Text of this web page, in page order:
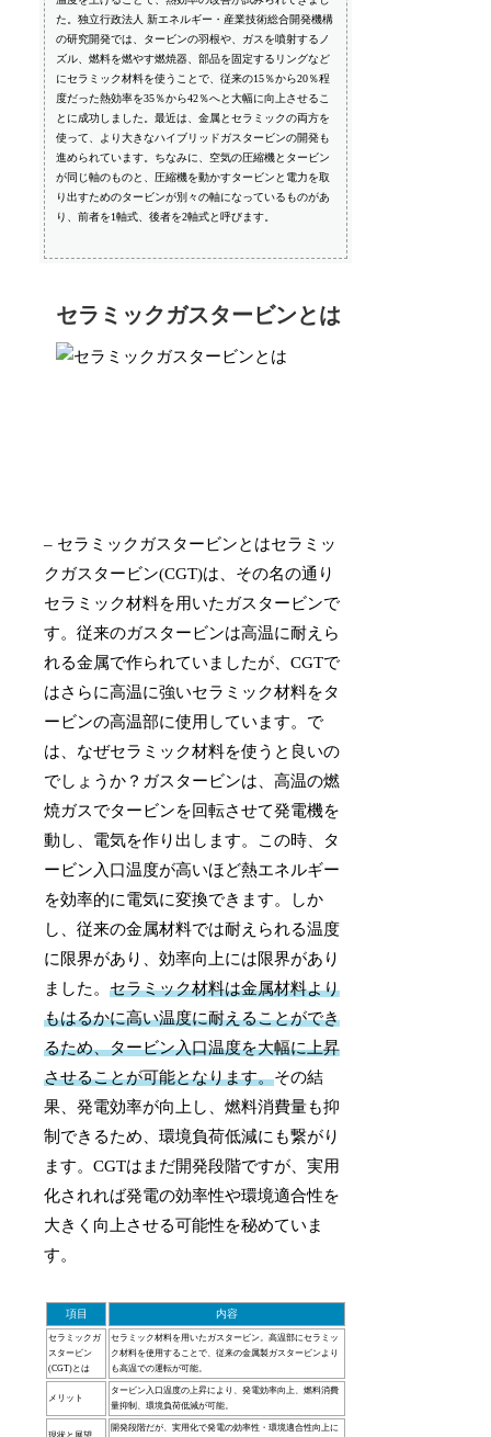
た。独立行政法人 新エネルギー・産業技術総合開発機構
の研究開発では、タービンの羽根や、ガスを噴射するノ
ズル、燃料を燃やす燃焼器、部品を固定するリングなど
にセラミック材料を使うことで、従来の15％から20％程
度だった熱効率を35％から42％へと大幅に向上させるこ
とに成功しました。最近は、金属とセラミックの両方を
使って、より大きなハイブリッドガスタービンの開発も
進められています。ちなみに、空気の圧縮機とタービン
が同じ軸のものと、圧縮機を動かすタービンと電力を取
り出すためのタービンが別々の軸になっているものがあ
り、前者を1軸式、後者を2軸式と呼びます。
セラミックガスタービンとは
– セラミックガスタービンとはセラミッ
クガスタービン(CGT)は、その名の通り
セラミック材料を用いたガスタービンで
す。従来のガスタービンは高温に耐えら
れる金属で作られていましたが、CGTで
はさらに高温に強いセラミック材料をタ
ービンの高温部に使用しています。で
は、なぜセラミック材料を使うと良いの
でしょうか？ガスタービンは、高温の燃
焼ガスでタービンを回転させて発電機を
動し、電気を作り出します。この時、タ
ービン入口温度が高いほど熱エネルギー
を効率的に電気に変換できます。しか
し、従来の金属材料では耐えられる温度
に限界があり、効率向上には限界があり
ました。セラミック材料は金属材料より
もはるかに高い温度に耐えることができ
るため、タービン入口温度を大幅に上昇
させることが可能となります。その結
果、発電効率が向上し、燃料消費量も抑
制できるため、環境負荷低減にも繋がり
ます。CGTはまだ開発段階ですが、実用
化されれば発電の効率性や環境適合性を
大きく向上させる可能性を秘めていま
す。
項目 内容
セラミックガ
スタービン
(CGT)とは
セラミック材料を用いたガスタービン。高温部にセラミッ
ク材料を使用することで、従来の金属製ガスタービンより
も高温での運転が可能。
メリット
タービン入口温度の上昇により、発電効率向上、燃料消費
量抑制、環境負荷低減が可能。
開発段階だが、実用化で発電の効率性・環境適合性向上に